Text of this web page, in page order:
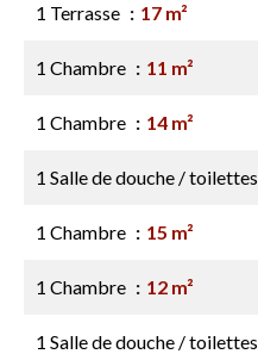
1 Terrasse 17 m²
1 Chambre 11 m²
1 Chambre 14 m²
1 Salle de douche / toilettes
1 Chambre 15 m²
1 Chambre 12 m²
1 Salle de douche / toilettes